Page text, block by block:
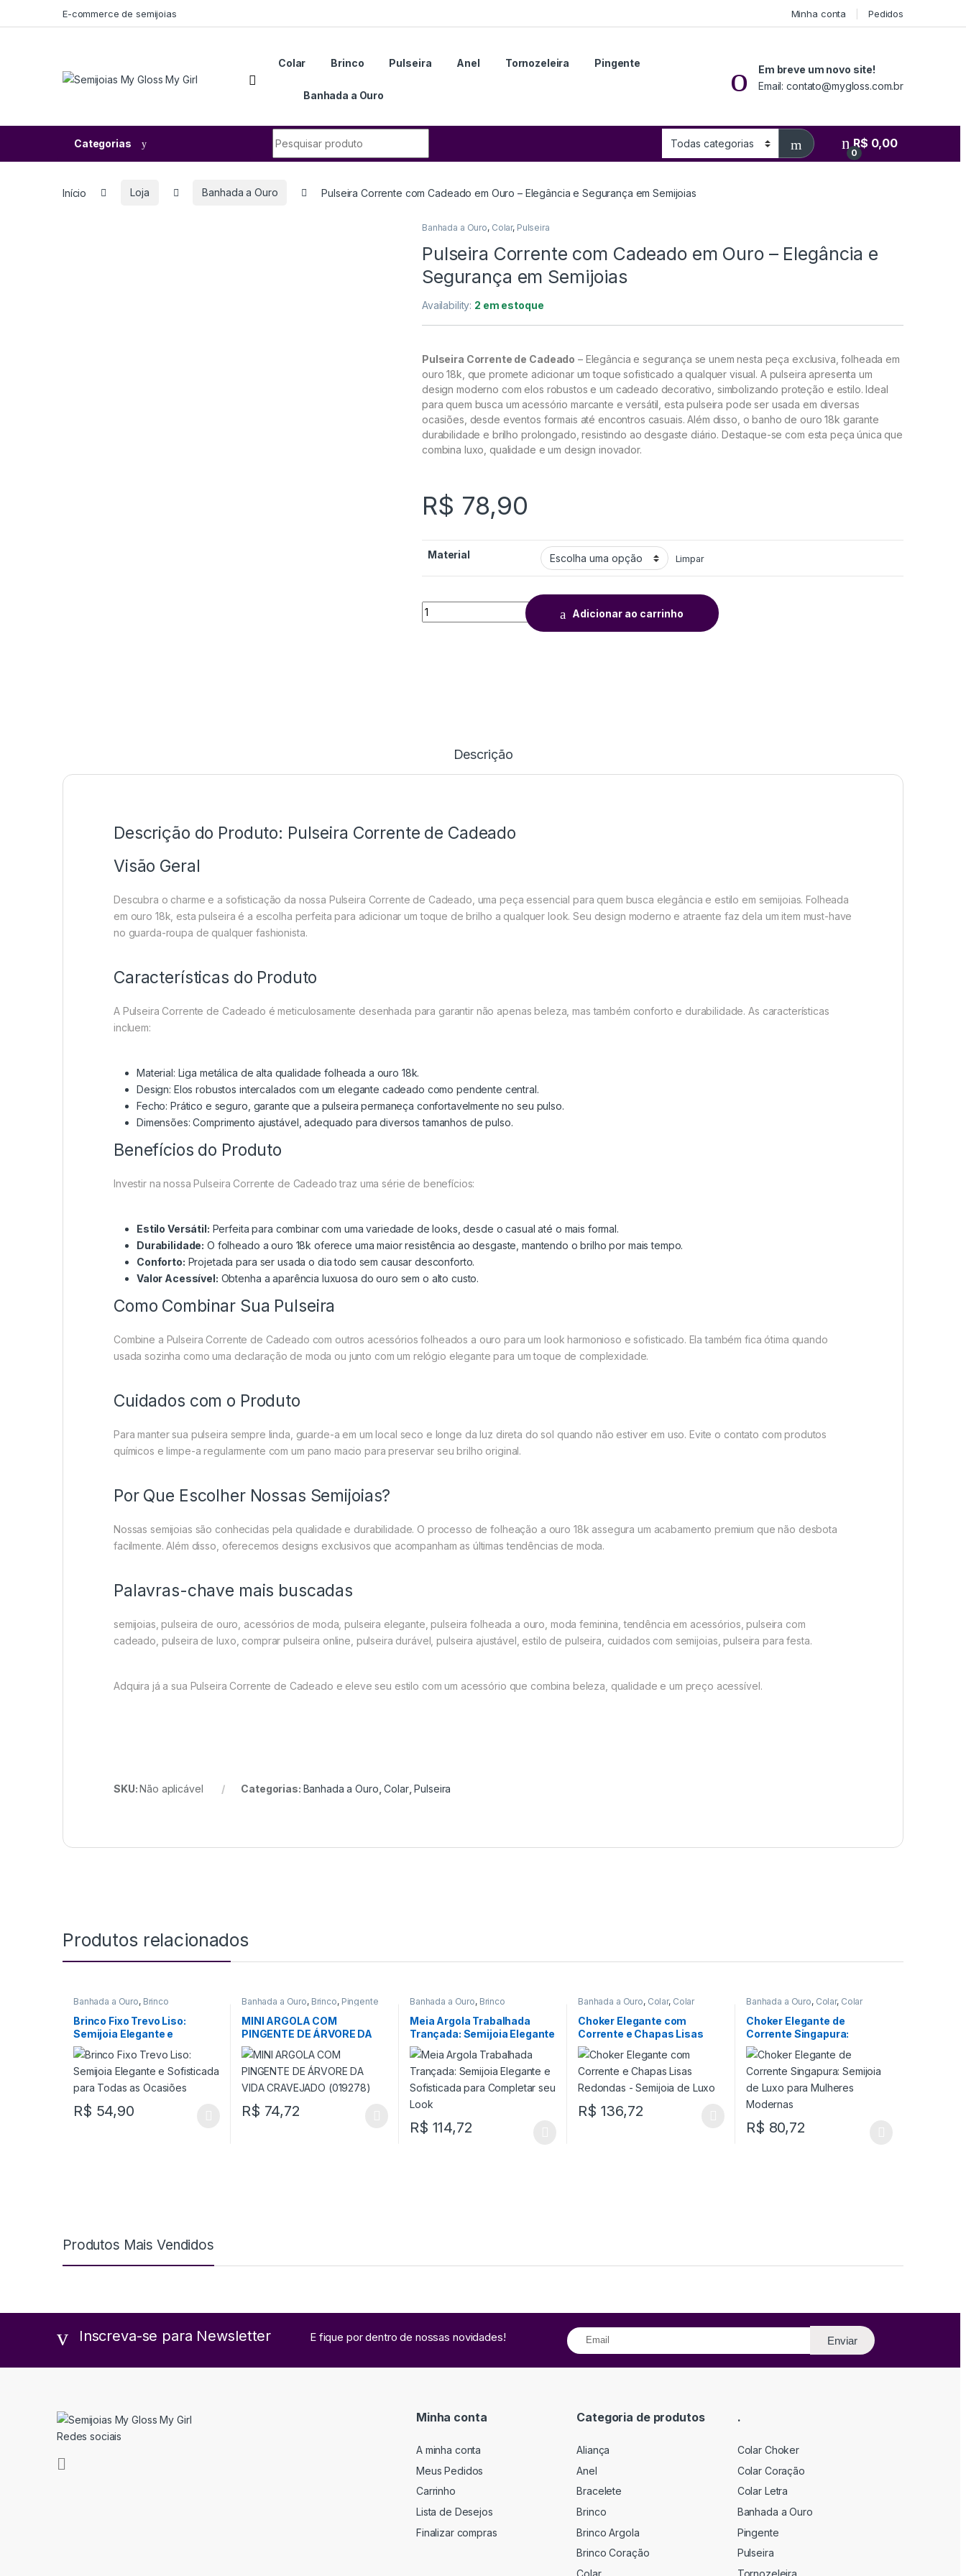
E-commerce de semijoias Minha conta Pedidos
Colar Brinco Pulseira Anel Tornozeleira Pingente
Banhada a Ouro
Em breve um novo site!
Email: contato@mygloss.com.br
Categorias
0
R$ 0,00
Início Loja Banhada a Ouro Pulseira Corrente com Cadeado em Ouro – Elegância e Segurança em Semijoias
Banhada a Ouro, Colar, Pulseira
Pulseira Corrente com Cadeado em Ouro – Elegância e
Segurança em Semijoias
Availability: 2 em estoque
Pulseira Corrente de Cadeado – Elegância e segurança se unem nesta peça exclusiva, folheada em
ouro 18k, que promete adicionar um toque sofisticado a qualquer visual. A pulseira apresenta um
design moderno com elos robustos e um cadeado decorativo, simbolizando proteção e estilo. Ideal
para quem busca um acessório marcante e versátil, esta pulseira pode ser usada em diversas
ocasiões, desde eventos formais até encontros casuais. Além disso, o banho de ouro 18k garante
durabilidade e brilho prolongado, resistindo ao desgaste diário. Destaque-se com esta peça única que
combina luxo, qualidade e um design inovador.
R$ 78,90
Material Limpar
Adicionar ao carrinho
Descrição
Descrição do Produto: Pulseira Corrente de Cadeado
Visão Geral
Descubra o charme e a sofisticação da nossa Pulseira Corrente de Cadeado, uma peça essencial para quem busca elegância e estilo em semijoias. Folheada
em ouro 18k, esta pulseira é a escolha perfeita para adicionar um toque de brilho a qualquer look. Seu design moderno e atraente faz dela um item must-have
no guarda-roupa de qualquer fashionista.
Características do Produto
A Pulseira Corrente de Cadeado é meticulosamente desenhada para garantir não apenas beleza, mas também conforto e durabilidade. As características
incluem:
Material: Liga metálica de alta qualidade folheada a ouro 18k.
Design: Elos robustos intercalados com um elegante cadeado como pendente central.
Fecho: Prático e seguro, garante que a pulseira permaneça confortavelmente no seu pulso.
Dimensões: Comprimento ajustável, adequado para diversos tamanhos de pulso.
Benefícios do Produto
Investir na nossa Pulseira Corrente de Cadeado traz uma série de benefícios:
Estilo Versátil: Perfeita para combinar com uma variedade de looks, desde o casual até o mais formal.
Durabilidade: O folheado a ouro 18k oferece uma maior resistência ao desgaste, mantendo o brilho por mais tempo.
Conforto: Projetada para ser usada o dia todo sem causar desconforto.
Valor Acessível: Obtenha a aparência luxuosa do ouro sem o alto custo.
Como Combinar Sua Pulseira
Combine a Pulseira Corrente de Cadeado com outros acessórios folheados a ouro para um look harmonioso e sofisticado. Ela também fica ótima quando
usada sozinha como uma declaração de moda ou junto com um relógio elegante para um toque de complexidade.
Cuidados com o Produto
Para manter sua pulseira sempre linda, guarde-a em um local seco e longe da luz direta do sol quando não estiver em uso. Evite o contato com produtos
químicos e limpe-a regularmente com um pano macio para preservar seu brilho original.
Por Que Escolher Nossas Semijoias?
Nossas semijoias são conhecidas pela qualidade e durabilidade. O processo de folheação a ouro 18k assegura um acabamento premium que não desbota
facilmente. Além disso, oferecemos designs exclusivos que acompanham as últimas tendências de moda.
Palavras-chave mais buscadas
semijoias, pulseira de ouro, acessórios de moda, pulseira elegante, pulseira folheada a ouro, moda feminina, tendência em acessórios, pulseira com
cadeado, pulseira de luxo, comprar pulseira online, pulseira durável, pulseira ajustável, estilo de pulseira, cuidados com semijoias, pulseira para festa.
Adquira já a sua Pulseira Corrente de Cadeado e eleve seu estilo com um acessório que combina beleza, qualidade e um preço acessível.
SKU:Não aplicável Categorias: Banhada a Ouro ,Colar,Pulseira
Produtos relacionados
Banhada a Ouro, Brinco
Brinco Fixo Trevo Liso:
Semijoia Elegante e
Sofisticada para Todas as
Ocasiões
R$ 54,90
Banhada a Ouro, Brinco, Pingente
MINI ARGOLA COM
PINGENTE DE ÁRVORE DA
VIDA CRAVEJADO (019278)
R$ 74,72
Banhada a Ouro, Brinco
Meia Argola Trabalhada
Trançada: Semijoia Elegante
e Sofisticada para
Completar seu Look
R$ 114,72
Banhada a Ouro, Colar, Colar
Choker Elegante com
Corrente e Chapas Lisas
Redondas – Semijoia de Luxo
R$ 136,72
Banhada a Ouro, Colar, Colar
Choker Elegante de
Corrente Singapura:
Semijoia de Luxo para
Mulheres Modernas
R$ 80,72
Produtos Mais Vendidos
Inscreva-se para Newsletter E fique por dentro de nossas novidades! Enviar
Redes sociais
Minha conta
A minha conta
Meus Pedidos
Carrinho
Lista de Desejos
Finalizar compras
Categoria de produtos
Aliança
Anel
Bracelete
Brinco
Brinco Argola
Brinco Coração
Colar
.
Colar Choker
Colar Coração
Colar Letra
Banhada a Ouro
Pingente
Pulseira
Tornozeleira